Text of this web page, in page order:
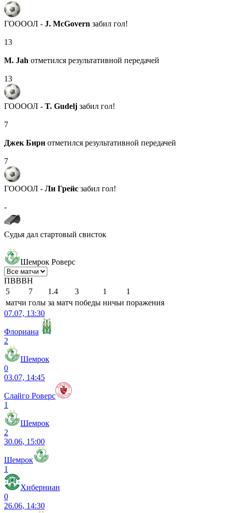
ГООООЛ - J. McGovern забил гол!
13
M. Jah отметился результативной передачей
13
ГООООЛ - T. Gudelj забил гол!
7
Джек Бирн отметился результативной передачей
7
ГООООЛ - Ли Грейс забил гол!
-
Судья дал стартовый свисток
Шемрок Роверс
ПВВВН
5
7 1.4 3 1
1
матчи голы за матч победы ничьи поражения
07.07, 13:30
Флориана
2
Шемрок
0
03.07, 14:45
Слайго Роверс
1
Шемрок
2
30.06, 15:00
Шемрок
1
Хиберниан
0
26.06, 14:30